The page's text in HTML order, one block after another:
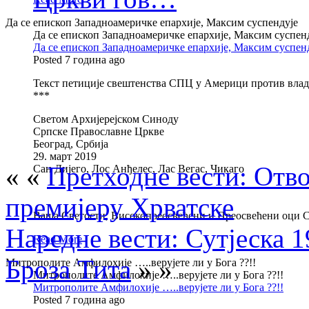
Да се епископ Западноамеричке епархије, Максим суспендује
Да се епископ Западноамеричке епархије, Максим
Да се епископ Западноамеричке епархије, Максим
Posted 7 година ago
Текст петиције свештенства СПЦ у Америци против
***
Светом Архијерејском Синоду
Српске Православне Цркве
Београд, Србија
29. март 2019
Сан Дијего, Лос Анђелес, Лас Вегас, Чикаго
Вашa Светости, Високопреосвећени и Преосвећени оци
Read More
Митрополите Амфилохије …..верујете ли у Бога ??!!
Митрополите Амфилохије …..верујете ли у Бога ??!!
Митрополите Амфилохије …..верујете ли у Бога ??!!
Posted 7 година ago
« «Претходне вести:
премијеру Хрватске
Наредне вести: Сутјеска
Броза Тита» »